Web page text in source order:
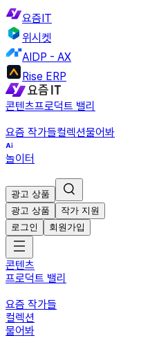
요즘IT
위시켓
AIDP - AX
Rise ERP
콘텐츠프로덕트 밸리
요즘 작가들컬렉션물어봐
놀이터
광고 상품
광고 상품
작가 지원
로그인
회원가입
콘텐츠
프로덕트 밸리
요즘 작가들
컬렉션
물어봐